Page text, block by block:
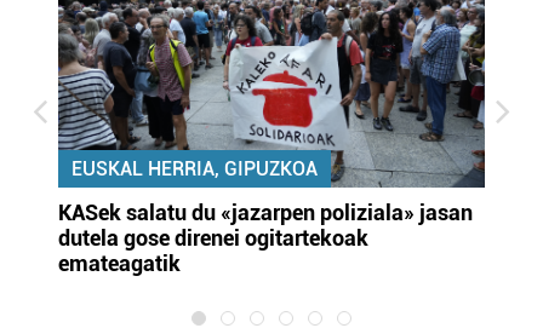
EUSKAL HERRIA, GIPUZKOA
KASek salatu du «jazarpen poliziala» jasan
dutela gose direnei ogitartekoak
emateagatik